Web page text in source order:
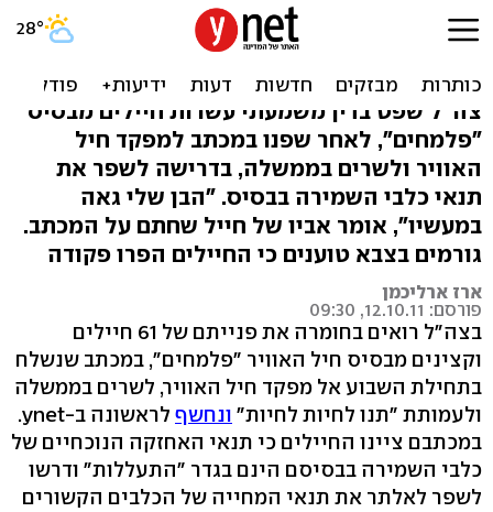
מחאה למען כלבי השמירה:
נשפטו עשרות חיילים
צה"ל שפט בדין משמעתי עשרות חיילים מבסיס
"פלמחים", לאחר שפנו במכתב למפקד חיל
האוויר ולשרים בממשלה, בדרישה לשפר את
תנאי כלבי השמירה בבסיס. "הבן שלי גאה
במעשיו", אומר אביו של חייל שחתם על המכתב.
גורמים בצבא טוענים כי החיילים הפרו פקודה
ארז ארליכמן
פורסם: 12.10.11, 09:30
בצה"ל רואים בחומרה את פנייתם של 61 חיילים
וקצינים מבסיס חיל האוויר "פלמחים", במכתב שנשלח
בתחילת השבוע אל מפקד חיל האוויר, לשרים בממשלה
ולעמותת "תנו לחיות לחיות" ונחשף
לראשונה ב-ynet.
במכתבם ציינו החיילים כי תנאי האחזקה הנוכחיים של
כלבי השמירה בבסיסם הינם בגדר "התעללות" ודרשו
לשפר לאלתר את תנאי המחייה של הכלבים הקשורים